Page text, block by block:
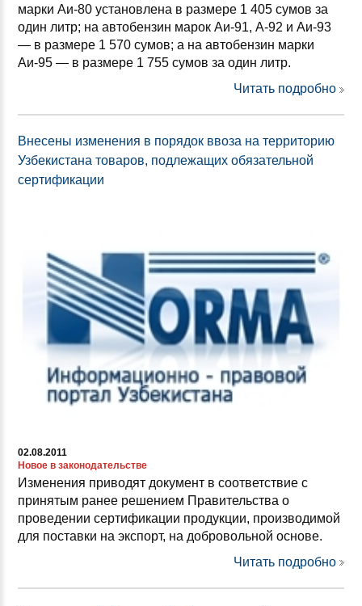
марки Аи-80 установлена в размере 1 405 сумов за
один литр; на автобензин марок Аи-91, А-92 и Аи-93
— в размере 1 570 сумов; а на автобензин марки
Аи-95 — в размере 1 755 сумов за один литр.
Читать подробно
Внесены изменения в порядок ввоза на территорию
Узбекистана товаров, подлежащих обязательной
сертификации
02.08.2011
Новое в законодательстве
Изменения приводят документ в соответствие с
принятым ранее решением Правительства о
проведении сертификации продукции, производимой
для поставки на экспорт, на добровольной основе.
Читать подробно